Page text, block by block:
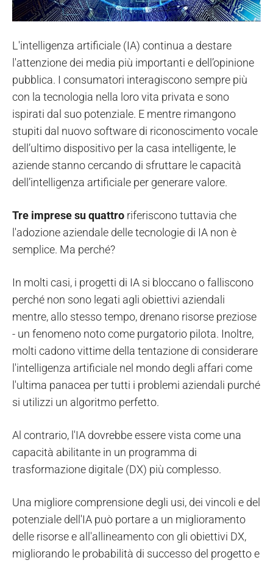
L'intelligenza artificiale (IA) continua a destare
l'attenzione dei media più importanti e dell’opinione
pubblica. I consumatori interagiscono sempre più
con la tecnologia nella loro vita privata e sono
ispirati dal suo potenziale. E mentre rimangono
stupiti dal nuovo software di riconoscimento vocale
dell’ultimo dispositivo per la casa intelligente, le
aziende stanno cercando di sfruttare le capacità
dell’intelligenza artificiale per generare valore.
Tre imprese su quattro riferiscono tuttavia che
l'adozione aziendale delle tecnologie di IA non è
semplice. Ma perché?
In molti casi, i progetti di IA si bloccano o falliscono
perché non sono legati agli obiettivi aziendali
mentre, allo stesso tempo, drenano risorse preziose
- un fenomeno noto come purgatorio pilota. Inoltre,
molti cadono vittime della tentazione di considerare
l'intelligenza artificiale nel mondo degli affari come
l'ultima panacea per tutti i problemi aziendali purché
si utilizzi un algoritmo perfetto.
Al contrario, l'IA dovrebbe essere vista come una
capacità abilitante in un programma di
trasformazione digitale (DX) più complesso.
Una migliore comprensione degli usi, dei vincoli e del
potenziale dell'IA può portare a un miglioramento
delle risorse e all'allineamento con gli obiettivi DX,
migliorando le probabilità di successo del progetto e